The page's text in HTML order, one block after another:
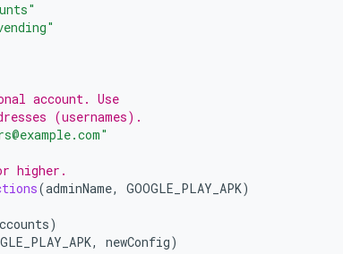
account. Use
(usernames).
higher.
(adminName, GOOGLE_PLAY_APK)
)
, newConfig)